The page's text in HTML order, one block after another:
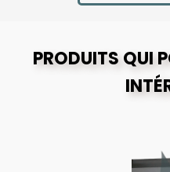
PRODUITS QUI